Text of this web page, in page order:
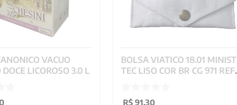
VACUO
DOCE LICOROSO 3.0 L
BOLSA VIATICO 18.01 MINIST
TEC LISO COR BR CG 971 REF
R$ 91,30